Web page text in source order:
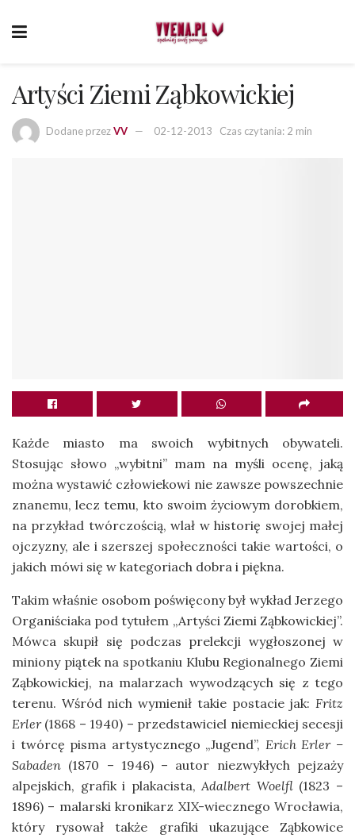
Artyści Ziemi Ząbkowickiej
Dodane przezVV 02-12-2013 Czas czytania: 2 min
Każde miasto ma swoich wybitnych obywateli.
Stosując słowo „wybitni” mam na myśli ocenę, jaką
można wystawić człowiekowi nie zawsze powszechnie
znanemu, lecz temu, kto swoim życiowym dorobkiem,
na przykład twórczością, wlał w historię swojej małej
ojczyzny, ale i szerszej społeczności takie wartości, o
jakich mówi się w kategoriach dobra i piękna.
Takim właśnie osobom poświęcony był wykład Jerzego
Organiściaka pod tytułem „Artyści Ziemi Ząbkowickiej”.
Mówca skupił się podczas prelekcji wygłoszonej w
miniony piątek na spotkaniu Klubu Regionalnego Ziemi
Ząbkowickiej, na malarzach wywodzących się z tego
terenu. Wśród nich wymienił takie postacie jak: Fritz
Erler(1868 – 1940) – przedstawiciel niemieckiej secesji
i twórcę pisma artystycznego „Jugend”, Erich Erler –
Sabaden (1870 – 1946) – autor niezwykłych pejzaży
alpejskich, grafik i plakacista, Adalbert Woelfl(1823 –
1896) – malarski kronikarz XIX-wiecznego Wrocławia,
który rysował także grafiki ukazujące Ząbkowice